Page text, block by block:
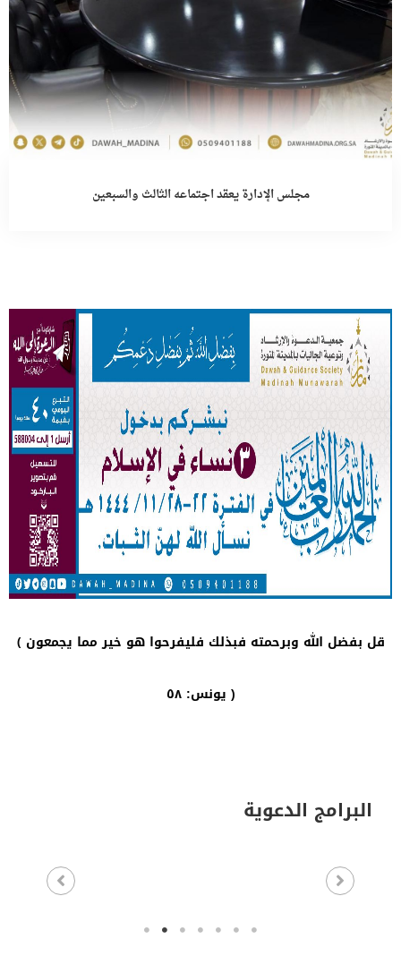
مجلس الإدارة يعقد اجتماعه الثالث والسبعين
قل بفضل الله وبرحمته فبذلك فليفرحوا هو خير مما يجمعون ﴾
يونس: ٥٨ )
البرامج الدعوية